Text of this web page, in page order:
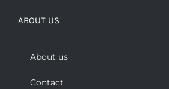
ABOUT US
About us
Contact